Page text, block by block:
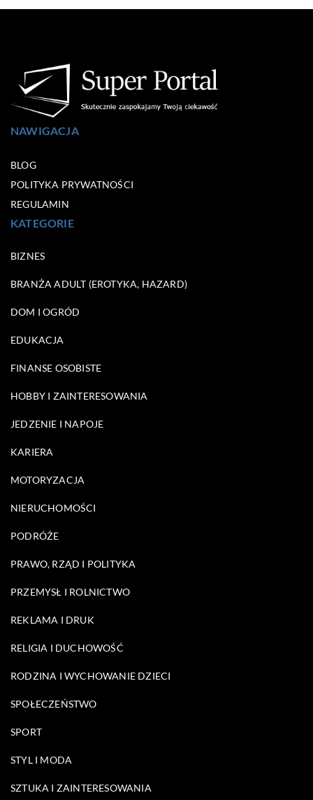
NAWIGACJA
BLOG
POLITYKA PRYWATNOŚCI
REGULAMIN
KATEGORIE
BIZNES
BRANŻA ADULT (EROTYKA, HAZARD)
DOM I OGRÓD
EDUKACJA
FINANSE OSOBISTE
HOBBY I ZAINTERESOWANIA
JEDZENIE I NAPOJE
KARIERA
MOTORYZACJA
NIERUCHOMOŚCI
PODRÓŻE
PRAWO, RZĄD I POLITYKA
PRZEMYSŁ I ROLNICTWO
REKLAMA I DRUK
RELIGIA I DUCHOWOŚĆ
RODZINA I WYCHOWANIE DZIECI
SPOŁECZEŃSTWO
SPORT
STYL I MODA
SZTUKA I ZAINTERESOWANIA